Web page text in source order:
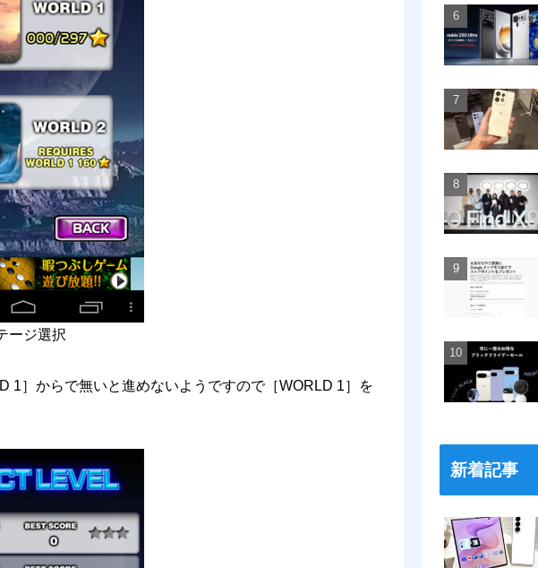
ージ選択
1］からで無いと進めないようですので［WORLD 1］を
新着記事